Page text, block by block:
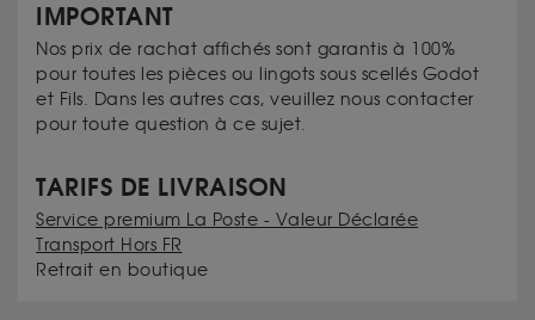
IMPORTANT
Nos prix de rachat affichés sont garantis à 100%
pour toutes les pièces ou lingots sous scellés Godot
et Fils. Dans les autres cas, veuillez nous contacter
pour toute question à ce sujet.
TARIFS DE LIVRAISON
Service premium La Poste - Valeur Déclarée
Transport Hors FR
Retrait en boutique